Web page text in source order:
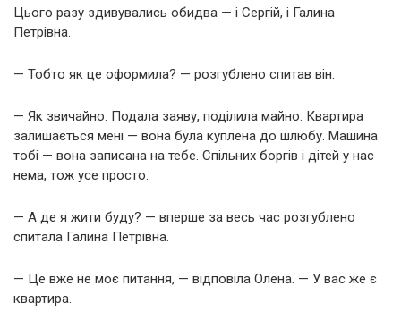
Цього разу здивувались обидва — і Сергій, і Галина
Петрівна.
— Тобто як це оформила? — розгублено спитав він.
— Як звичайно. Подала заяву, поділила майно. Квартира
залишається мені — вона була куплена до шлюбу. Машина
тобі — вона записана на тебе. Спільних боргів і дітей у нас
нема, тож усе просто.
— А де я жити буду? — вперше за весь час розгублено
спитала Галина Петрівна.
— Це вже не моє питання, — відповіла Олена. — У вас же є
квартира.